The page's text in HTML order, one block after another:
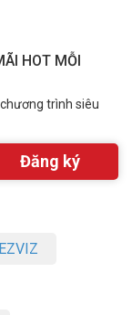
HOT MỖI
trình siêu